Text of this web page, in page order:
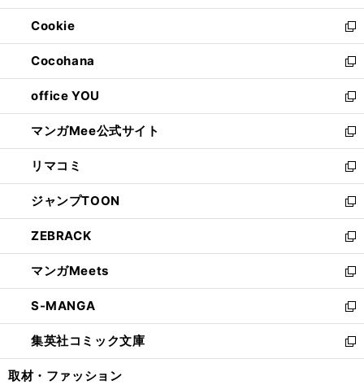
開
く
ウ
で
開
く
ン
ド
ウ
で
開
く
ウ
ィ
ン
ド
ウ
で
開
く
Cookie
新
し
い
ウ
ィ
ン
ド
ウ
で
開
く
Cocohana
新
し
い
ウ
ィ
ン
ド
ウ
で
開
く
office YOU
新
し
い
ウ
ィ
ン
ド
ウ
で
開
く
マンガMee公式サイト
新
し
い
ウ
ィ
ン
ド
ウ
で
開
く
リマコミ
新
し
い
ウ
ィ
ン
ド
ウ
で
開
く
ジャンプTOON
新
し
い
ウ
ィ
ン
ド
ウ
で
開
ZEBRACK
新
し
い
ウ
ィ
ン
ド
ウ
マンガMeets
新
し
い
ウ
ィ
ン
S-MANGA
新
し
い
ウ
集英社コミック文庫
新
し
取材・ファッション